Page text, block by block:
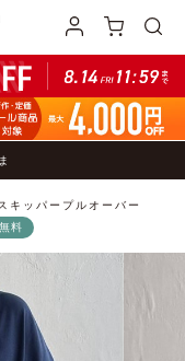
キッパープルオーバー
料